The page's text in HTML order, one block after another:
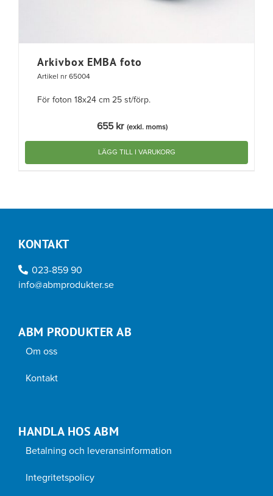
Arkivbox EMBA foto
Artikel nr 65004
För foton 18x24 cm 25 st/förp.
655 kr (exkl. moms)
LÄGG TILL I VARUKORG
KONTAKT
023-859 90
info@abmprodukter.se
ABM PRODUKTER AB
Om oss
Kontakt
HANDLA HOS ABM
Betalning och leveransinformation
Integritetspolicy